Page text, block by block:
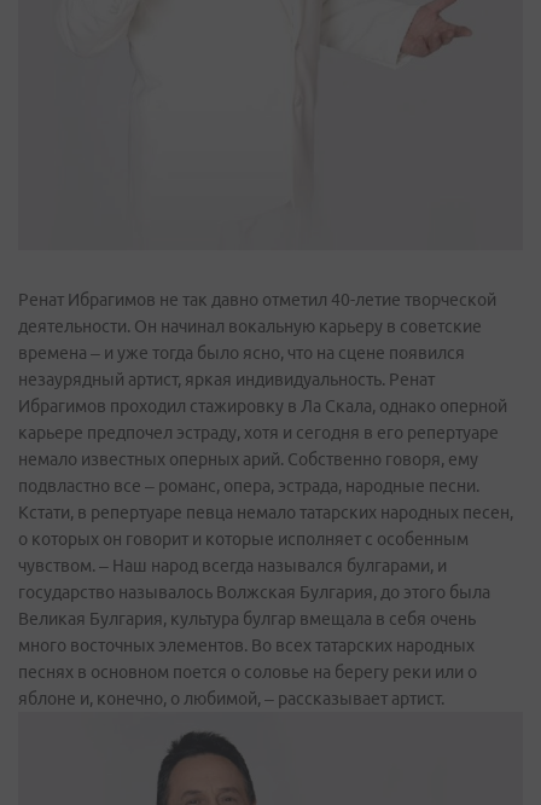
Ренат Ибрагимов не так давно отметил 40-летие творческой
деятельности. Он начинал вокальную карьеру в советские
времена – и уже тогда было ясно, что на сцене появился
незаурядный артист, яркая индивидуальность. Ренат
Ибрагимов проходил стажировку в Ла Скала, однако оперной
карьере предпочел эстраду, хотя и сегодня в его репертуаре
немало известных оперных арий. Собственно говоря, ему
подвластно все – романс, опера, эстрада, народные песни.
Кстати, в репертуаре певца немало татарских народных песен,
о которых он говорит и которые исполняет с особенным
чувством. – Наш народ всегда назывался булгарами, и
государство называлось Волжская Булгария, до этого была
Великая Булгария, культура булгар вмещала в себя очень
много восточных элементов. Во всех татарских народных
песнях в основном поется о соловье на берегу реки или о
яблоне и, конечно, о любимой, – рассказывает артист.